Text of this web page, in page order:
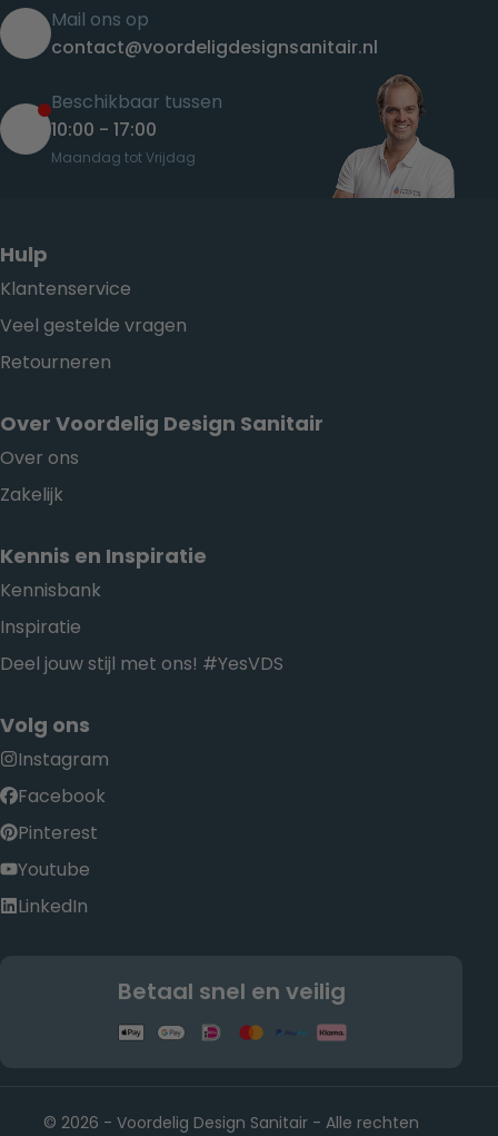
Mail ons op
contact@voordeligdesignsanitair.nl
Beschikbaar tussen
10:00 - 17:00
Maandag tot Vrijdag
Hulp
Klantenservice
Veel gestelde vragen
Retourneren
Over Voordelig Design Sanitair
Over ons
Zakelijk
Kennis en Inspiratie
Kennisbank
Inspiratie
Deel jouw stijl met ons! #YesVDS
Volg ons
Instagram
Facebook
Pinterest
Youtube
LinkedIn
Betaal snel en veilig
© 2026 - Voordelig Design Sanitair - Alle rechten